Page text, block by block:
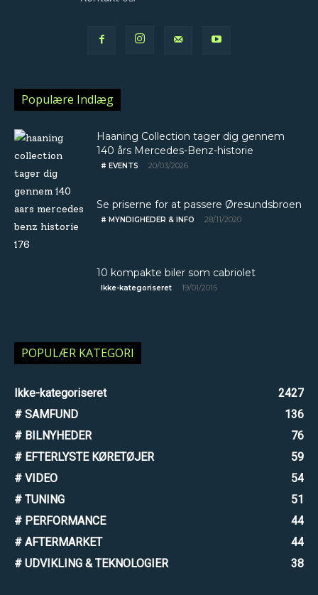
Populære Indlæg
Haaning Collection tager dig gennem
140 års Mercedes-Benz-historie
# EVENTS 20/03/2026
Se priserne for at passere Øresundsbroen
# MYNDIGHEDER & INFO 28/11/2020
10 kompakte biler som cabriolet
Ikke-kategoriseret 19/01/2015
POPULÆR KATEGORI
Ikke-kategoriseret
2427
# SAMFUND
136
# BILNYHEDER
76
# EFTERLYSTE KØRETØJER
59
# VIDEO
54
# TUNING
51
# PERFORMANCE
44
# AFTERMARKET
44
# UDVIKLING & TEKNOLOGIER
38